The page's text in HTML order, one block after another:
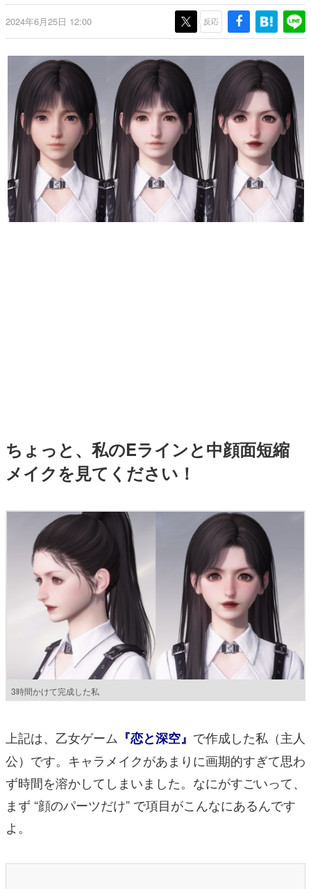
ゲーム世代の作家たち
ゲームに多大な影響を受けた作家さんに取材し、ゲームが
日本のコンテンツ産業やカルチャーに与えた影響を探る企
画です。
日本モバイルゲーム産業史
日本のモバイルゲーム史における主要なトピック・タイト
ルを網羅するほか、開発者へのインタビューや識者による
解説を掲載。約20年の歴史が一望できる決定版！
若ゲのいたり〜ゲームクリエイターの青春〜
『うつヌケ』『ペンと箸』等で知られるマンガ家・田中圭
一先生によるゲーム業界レポートマンガです。
なんでゲームは面白い？
ゲーム開発者・hamatsu氏がゲームの魅力を画面や操作の
具体的な形から解き明かしていく、硬派で骨太な評論連載
です。
その他
電ファミニコゲーマーとは？
2024年6月25日 12:00 反応
ちょっと、私のEラインと中顔面短縮
メイクを見てください！
3時間かけて完成した私
上記は、乙女ゲーム 『恋と深空』 で作成した私（主人
公）です。キャラメイクがあまりに画期的すぎて思わ
ず時間を溶かしてしまいました。なにがすごいって、
まず “顔のパーツだけ” で項目がこんなにあるんです
よ。